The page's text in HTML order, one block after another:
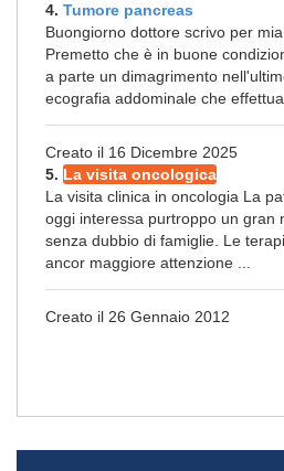
4. Tumore pancreas
Buongiorno dottore scrivo per
Premetto che è in buone
a parte un dimagrimento
ecografia addominale che effettua
Creato il 16 Dicembre 2025
5. La visita oncologica
La visita clinica in oncologia La
oggi interessa purtroppo un gran
senza dubbio di famiglie. Le
ancor maggiore attenzione ...
Creato il 26 Gennaio 2012